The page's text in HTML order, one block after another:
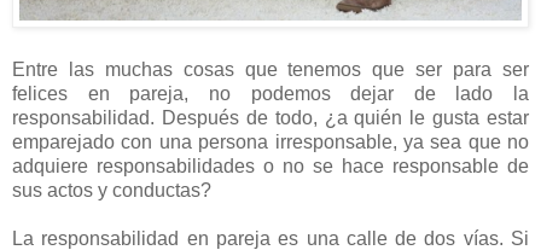
Entre las muchas cosas que tenemos que ser para ser
felices en pareja, no podemos dejar de lado la
responsabilidad. Después de todo, ¿a quién le gusta estar
emparejado con una persona irresponsable, ya sea que no
adquiere responsabilidades o no se hace responsable de
sus actos y conductas?
La responsabilidad en pareja es una calle de dos vías. Si